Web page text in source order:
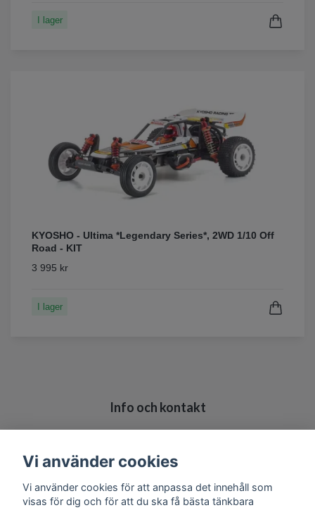
I lager
KYOSHO - Ultima *Legendary Series*, 2WD 1/10 Off
Road - KIT
3 995 kr
I lager
Info och kontakt
Kontakt
Vi använder cookies
Vi använder cookies för att anpassa det innehåll som
visas för dig och för att du ska få bästa tänkbara